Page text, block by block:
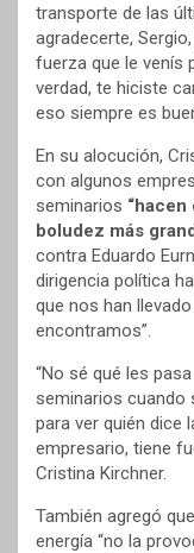
transporte de las
agradecerte,
fuerza que le venís
verdad, te hiciste
eso siempre es
En su alocución,
con algunos
seminarios
boludez más
contra Eduardo
dirigencia política
que nos han
encontramos”.
“No sé qué les
seminarios cuando
para ver quién dice
empresario, tiene
Cristina Kirchner.
También agregó
energía “no la